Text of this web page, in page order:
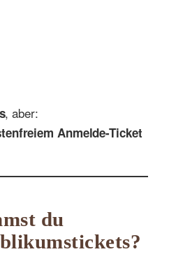
, aber:
Anmelde-Ticket
du